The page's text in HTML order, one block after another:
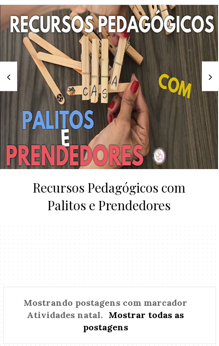
Recursos Pedagógicos com
Palitos e Prendedores
Mostrando postagens com marcador
Atividades natal. Mostrar todas as
postagens